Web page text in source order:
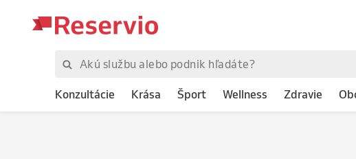
Konzultácie Krása Šport Wellness Zdravie